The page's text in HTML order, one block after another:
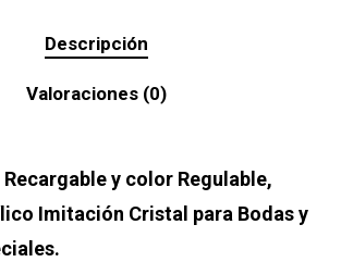
Descripción
Valoraciones (0)
y color Regulable,
Imitación Cristal para Bodas y